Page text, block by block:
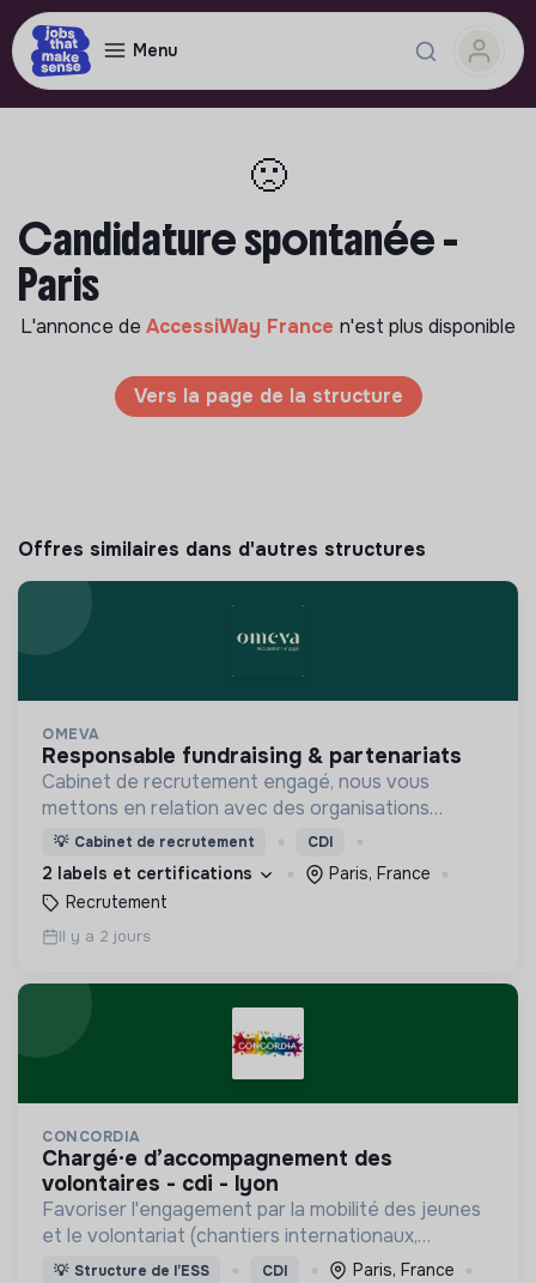
Menu
🙁
Candidature spontanée -
Paris
L'annonce de AccessiWay France n'est plus disponible
Vers la page de la structure
Offres similaires dans d'autres structures
OMEVA
responsable fundraising & partenariats
Cabinet de recrutement engagé, nous vous
mettons en relation avec des organisations
soucieuses de leurs impacts, afin d'œuvrer
ensemble pour un futur souhaitable.
💡 Cabinet de recrutement CDI
2 labels et certifications
Paris, France
Recrutement
Il y a 2 jours
CONCORDIA
chargé·e d’accompagnement des
volontaires - cdi - lyon
Favoriser l'engagement par la mobilité des jeunes
et le volontariat (chantiers internationaux,
volontariats européens, Service Civique).
💡 Structure de l’ESS CDI
Paris, France